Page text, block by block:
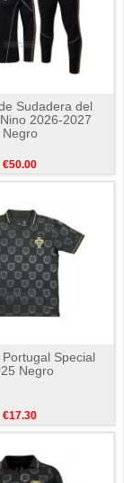
Sudadera del
2026-2027
Negro
€50.00
Special
Negro
€17.30